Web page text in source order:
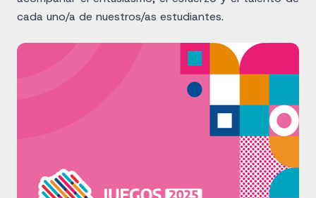
cada uno/a de nuestros/as estudiantes.